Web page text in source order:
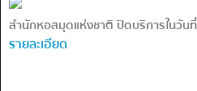
สำนักหอสมุดแห่งชาติ ปิดบริการในวัน
รายละเอียด